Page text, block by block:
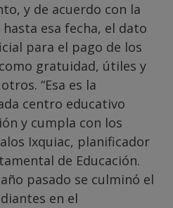
y de acuerdo con la
esa fecha, el dato
para el pago de los
gratuidad, útiles y
“Esa es la
centro educativo
y cumpla con los
Ixquiac, planificador
de Educación.
pasado se culminó el
en el